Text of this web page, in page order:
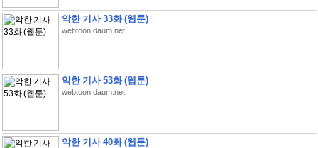
악한 기사 33화 (웹툰)
webtoon.daum.net
악한 기사 53화 (웹툰)
webtoon.daum.net
악한 기사 40화 (웹툰)